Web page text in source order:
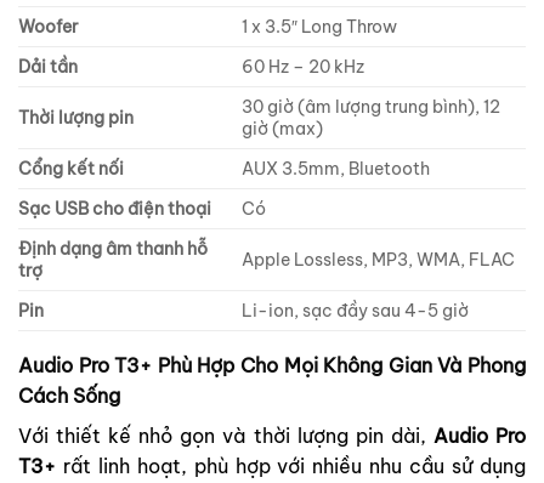
Woofer
1 x 3.5″ Long Throw
Dải tần
60 Hz – 20 kHz
Thời lượng pin
30 giờ (âm lượng trung bình), 12
giờ (max)
Cổng kết nối
AUX 3.5mm, Bluetooth
Sạc USB cho điện thoại
Có
Định dạng âm thanh hỗ
trợ
Apple Lossless, MP3, WMA, FLAC
Pin Li-ion, sạc đầy sau 4-5 giờ
Audio Pro T3+ Phù Hợp Cho Mọi Không Gian Và Phong
Cách Sống
Với thiết kế nhỏ gọn và thời lượng pin dài, Audio Pro
T3+ rất linh hoạt, phù hợp với nhiều nhu cầu sử dụng